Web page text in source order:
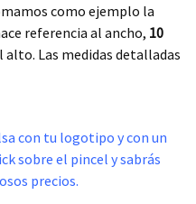
como ejemplo la
referencia al ancho, 10
alto. Las medidas detalladas
con tu logotipo y con un
sobre el pincel y sabrás
precios.